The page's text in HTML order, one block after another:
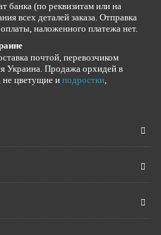
банка (по реквизитам или на
всех деталей заказа. Отправка
наложенного платежа нет.
почтой, перевозчиком
Украина. Продажа орхидей в
не цветущие и подростки,